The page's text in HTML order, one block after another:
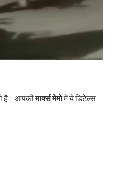
है। आपकीमार्क्स मेमोमें ये डिटेल्स